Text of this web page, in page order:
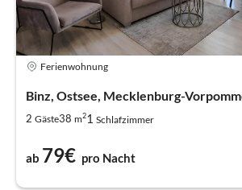
Ferienwohnung
Binz, Ostsee, Mecklenburg-
2 Gäste38 m21 Schlafzimmer
ab 79€ pro Nacht